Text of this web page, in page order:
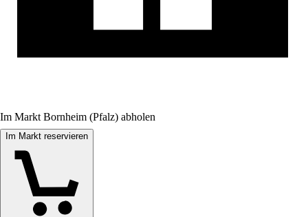
Im Markt Bornheim (Pfalz) abholen
Im Markt reservieren